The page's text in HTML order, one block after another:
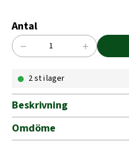
Antal
Wemax
8,0x160mm
− +
2 st i lager
Beskrivning
Omdöme